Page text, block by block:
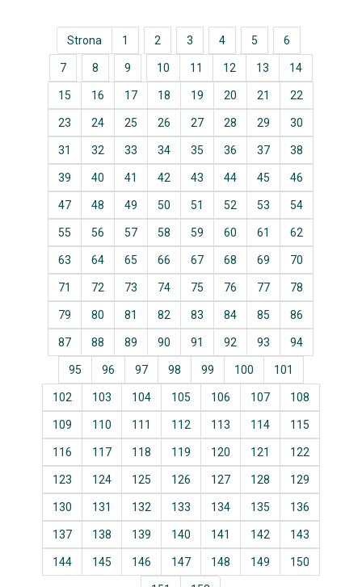
Strona 1 2 3 4 5 6
7 8 9 10 11 12 13 14
15 16 17 18 19 20 21 22
23 24 25 26 27 28 29 30
31 32 33 34 35 36 37 38
39 40 41 42 43 44 45 46
47 48 49 50 51 52 53 54
55 56 57 58 59 60 61 62
63 64 65 66 67 68 69 70
71 72 73 74 75 76 77 78
79 80 81 82 83 84 85 86
87 88 89 90 91 92 93 94
95 96 97 98 99 100 101
102 103 104 105 106 107 108
109 110 111 112 113 114 115
116 117 118 119 120 121 122
123 124 125 126 127 128 129
130 131 132 133 134 135 136
137 138 139 140 141 142 143
144 145 146 147 148 149 150